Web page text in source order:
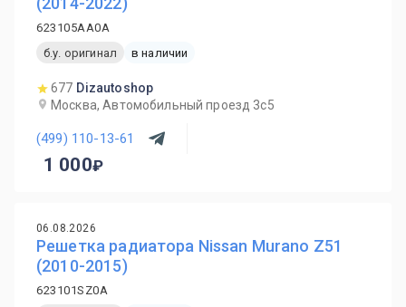
623105AA0A
б.у. оригинал
в наличии
677 Dizautoshop
Москва, Автомобильный проезд 3с5
(499) 110-13-61
1 000
06.08.2026
Решетка радиатора Nissan Murano Z51
(2010-2015)
623101SZ0A